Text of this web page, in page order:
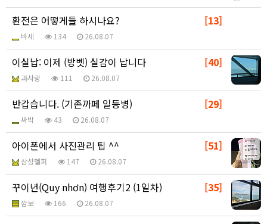
[13]
환전은 어떻게들 하시나요?
바세 134 26.08.07
[40]
이실납: 이제 (방벳) 실감이 납니다
과사랑 111 26.08.07
[29]
반갑습니다. (기존까페 일등병)
싸박 43 26.08.07
[51]
아이폰에서 사진관리 팁 ^^
삼성헬퍼 147 26.08.07
[35]
꾸이년(Quy nhơn) 여행후기2 (1일차)
깜보 166 26.08.07